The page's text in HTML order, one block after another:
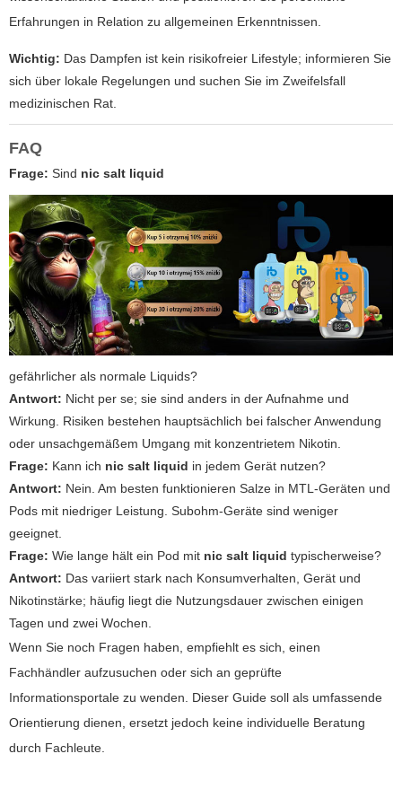
Erfahrungen in Relation zu allgemeinen Erkenntnissen.
Wichtig: Das Dampfen ist kein risikofreier Lifestyle; informieren Sie
sich über lokale Regelungen und suchen Sie im Zweifelsfall
medizinischen Rat.
FAQ
Frage: Sind nic salt liquid
gefährlicher als normale Liquids?
Antwort: Nicht per se; sie sind anders in der Aufnahme und
Wirkung. Risiken bestehen hauptsächlich bei falscher Anwendung
oder unsachgemäßem Umgang mit konzentrietem Nikotin.
Frage: Kann ich nic salt liquid in jedem Gerät nutzen?
Antwort: Nein. Am besten funktionieren Salze in MTL-Geräten und
Pods mit niedriger Leistung. Subohm-Geräte sind weniger
geeignet.
Frage: Wie lange hält ein Pod mit nic salt liquid typischerweise?
Antwort: Das variiert stark nach Konsumverhalten, Gerät und
Nikotinstärke; häufig liegt die Nutzungsdauer zwischen einigen
Tagen und zwei Wochen.
Wenn Sie noch Fragen haben, empfiehlt es sich, einen
Fachhändler aufzusuchen oder sich an geprüfte
Informationsportale zu wenden. Dieser Guide soll als umfassende
Orientierung dienen, ersetzt jedoch keine individuelle Beratung
durch Fachleute.